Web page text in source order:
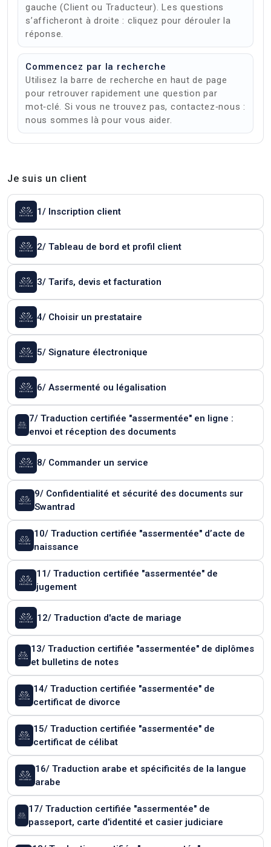
gauche (Client ou Traducteur). Les questions
s’afficheront à droite : cliquez pour dérouler la
réponse.
Commencez par la recherche
Utilisez la barre de recherche en haut de page
pour retrouver rapidement une question par
mot‑clé. Si vous ne trouvez pas, contactez‑nous :
nous sommes là pour vous aider.
Je suis un client
1/ Inscription client
2/ Tableau de bord et profil client
3/ Tarifs, devis et facturation
4/ Choisir un prestataire
5/ Signature électronique
6/ Assermenté ou légalisation
7/ Traduction certifiée "assermentée" en ligne :
envoi et réception des documents
8/ Commander un service
9/ Confidentialité et sécurité des documents sur
Swantrad
10/ Traduction certifiée "assermentée" d’acte de
naissance
11/ Traduction certifiée "assermentée" de
jugement
12/ Traduction d'acte de mariage
13/ Traduction certifiée "assermentée" de diplômes
et bulletins de notes
14/ Traduction certifiée "assermentée" de
certificat de divorce
15/ Traduction certifiée "assermentée" de
certificat de célibat
16/ Traduction arabe et spécificités de la langue
arabe
17/ Traduction certifiée "assermentée" de
passeport, carte d'identité et casier judiciare